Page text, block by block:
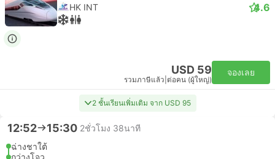
HK INT 4.6
USD 59
รวมภาษีแล้ว ต่อคน (ผู้ใหญ่)
จองเลย
2 ชั้นเรียนเพิ่มเติม จาก USD 95
12:52 15:30 2ชั่วโมง 38นาที
ฉ่างชาใต้
กว่างโจว